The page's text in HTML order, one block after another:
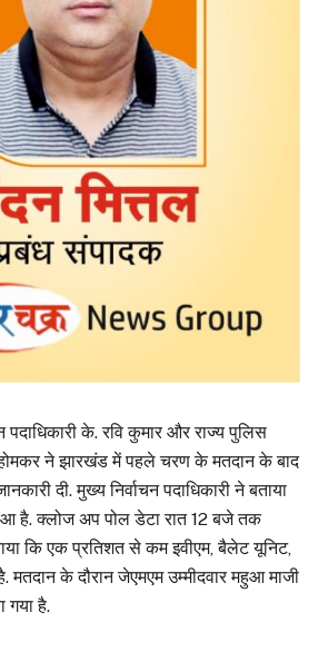
पदाधिकारी के. रवि कुमार और राज्य पुलिस
होमकर ने झारखंड में पहले चरण के मतदान के बाद
दी. मुख्य निर्वाचन पदाधिकारी ने बताया
है. क्लोज अप पोल डेटा रात 12 बजे तक
कि एक प्रतिशत से कम इवीएम, बैलेट यूनिट,
मतदान के दौरान जेएमएम उम्मीदवार महुआ माजी
गया है.